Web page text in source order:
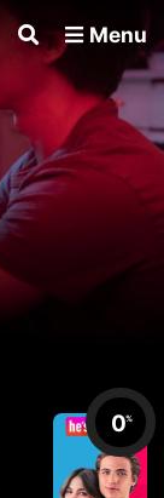
Menu
0%